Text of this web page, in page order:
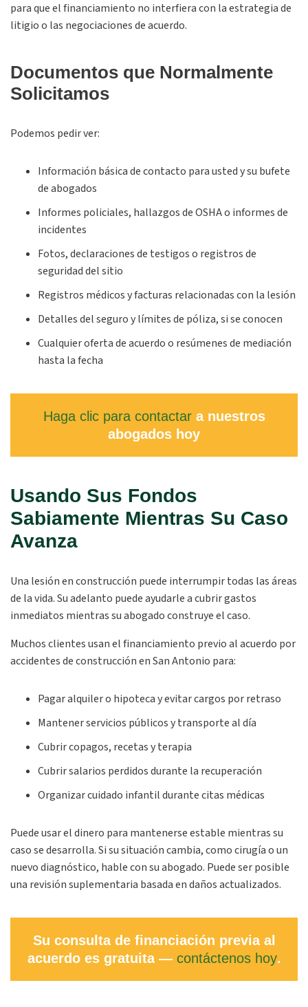
para que el financiamiento no interfiera con la estrategia de
litigio o las negociaciones de acuerdo.
Documentos que Normalmente
Solicitamos
Podemos pedir ver:
Información básica de contacto para usted y su bufete
de abogados
Informes policiales, hallazgos de OSHA o informes de
incidentes
Fotos, declaraciones de testigos o registros de
seguridad del sitio
Registros médicos y facturas relacionadas con la lesión
Detalles del seguro y límites de póliza, si se conocen
Cualquier oferta de acuerdo o resúmenes de mediación
hasta la fecha
Haga clic para contactara nuestros
abogados hoy
Usando Sus Fondos
Sabiamente Mientras Su Caso
Avanza
Una lesión en construcción puede interrumpir todas las áreas
de la vida. Su adelanto puede ayudarle a cubrir gastos
inmediatos mientras su abogado construye el caso.
Muchos clientes usan el financiamiento previo al acuerdo por
accidentes de construcción en San Antonio para:
Pagar alquiler o hipoteca y evitar cargos por retraso
Mantener servicios públicos y transporte al día
Cubrir copagos, recetas y terapia
Cubrir salarios perdidos durante la recuperación
Organizar cuidado infantil durante citas médicas
Puede usar el dinero para mantenerse estable mientras su
caso se desarrolla. Si su situación cambia, como cirugía o un
nuevo diagnóstico, hable con su abogado. Puede ser posible
una revisión suplementaria basada en daños actualizados.
Su consulta de financiación previa al
acuerdo es gratuita — contáctenos hoy.